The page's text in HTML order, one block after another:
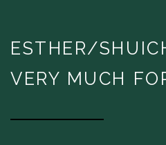
ESTHER/
VERY MUCH